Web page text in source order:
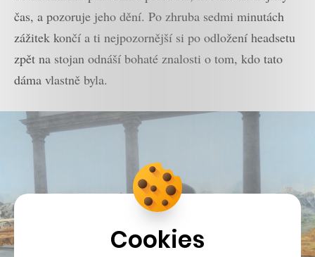
čas, a pozoruje jeho dění. Po zhruba sedmi minutách
zážitek končí a ti nejpozornější si po odložení headsetu
zpět na stojan odnáší bohaté znalosti o tom, kdo tato
dáma vlastně byla.
Cookies